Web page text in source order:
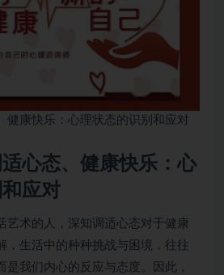
健康快乐：心理状态的识别和应对
适心态、健康快乐：心
应对
艺术的人，深知调适心态对于健康
，生活中的种种挑战与困境，往往
是我们内心的反应与态度。因此，